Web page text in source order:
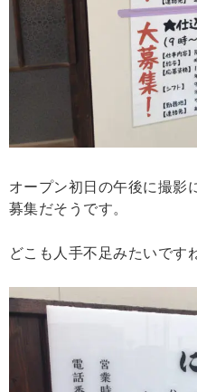
オープン初日の午後に撮影
募集だそうです。
どこも人手不足みたいです